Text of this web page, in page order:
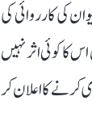
ایوان کی کارروائی کی
کا کوئی اثر نہیں
کرنے کا اعلان کر